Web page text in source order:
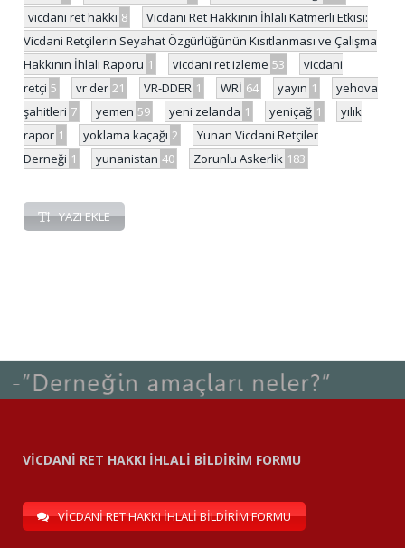
vicdani ret hakkı 8
Vicdani Ret Hakkının İhlali Katmerli Etkisi:
Vicdani Retçilerin Seyahat Özgürlüğünün Kısıtlanması ve Çalışma
Hakkının İhlali Raporu 1 vicdani ret izleme 53
vicdani
retçi 5 vr der 21 VR-DDER 1 WRİ 64 yayın 1
yehova
şahitleri 7 yemen 59 yeni zelanda 1 yeniçağ 1
yılık
rapor 1 yoklama kaçağı 2
Yunan Vicdani Retçiler
Derneği 1 yunanistan 40 Zorunlu Askerlik 183
YAZI EKLE
VİCDANİ RET HAKKI İHLALİ BİLDİRİM FORMU
VİCDANİ RET HAKKI İHLALİ BİLDİRİM FORMU